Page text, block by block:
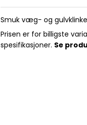
Smuk væg- og
Prisen er for billigste
spesifikasjoner. Se